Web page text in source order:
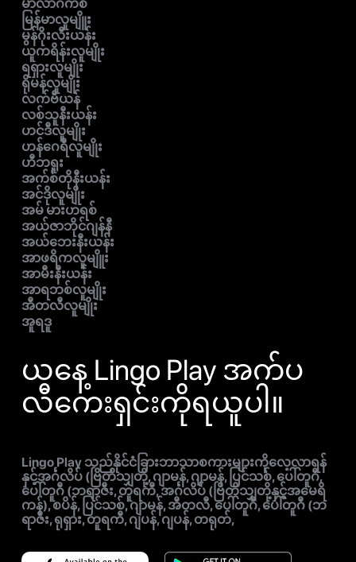
မာလာဂက်စီ
မြန်မာလူမျိူး
မွန်ဂိုးလီးယန်း
ယူကရိန်းလူမျိုး
ရရှားလူမျိုး
ရိုမန်လူမျိုး
လက်ဗီယန်
လစ်သူနီးယန်း
ဟင်ဒီလူမျိုး
ဟန်ဂေရီလူမျိုး
ဟီဘရူး
အက်စ်တိုနီးယန်း
အင်ဒိုလူမျိုး
အမ် မားဟရစ်
အယ်ဇာဘိုင်ဂျန်နီ
အယ်ဘေးနီးယန်း
အာဖရိကလူမျိူး
အာမီးနီးယန်း
အာရဘစ်လူမျိုး
အီတလီလူမျိုး
အူရဒူ
ယနေ့ Lingo Play အက်ပ
လီကေးရှင်းကိုရယူပါ။
Lingo Play သည်နိုင်ငံခြားဘာသာစကားများကိုလေ့လာရန်
နှင့်အင်္ဂလိပ် (ဗြိတိသျှတို့, ဂျာမန်, ဂျာမန်, ပြင်သစ်, ပေါ်တူဂီ,
ပေါ်တူဂီ (ဘရာဇီး, တူရကီ, အင်္ဂလိပ် (ဗြိတိသျှတို့နှင့်အမေရိ
ကန်), စပိန်, ပြင်သစ်, ဂျာမန်, အီတလီ, ပေါ်တူဂီ, ပေါ်တူဂီ (ဘ
ရာဇီး, ရုရှား, တူရကီ, ဂျပန်, ဂျပန်, တရုတ်,